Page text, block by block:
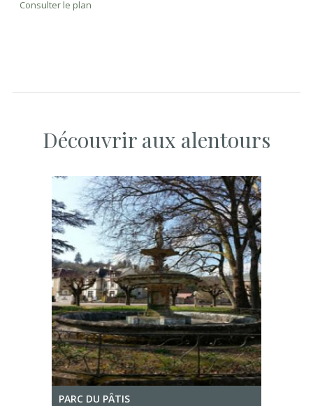
Consulter le plan
Découvrir aux alentours
PARC DU PÂTIS